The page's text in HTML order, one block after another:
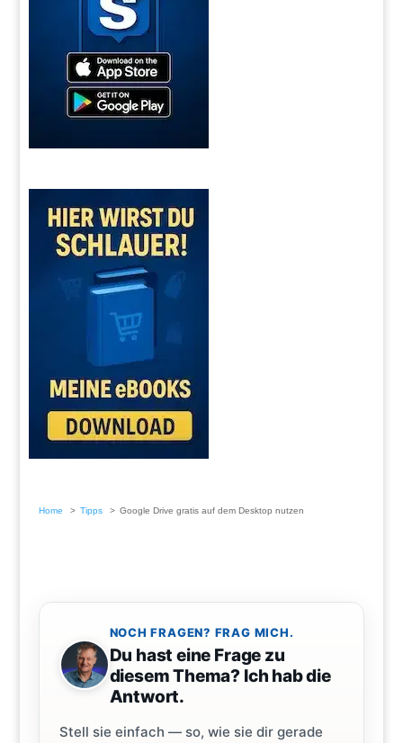
Home Tipps Google Drive gratis auf dem Desktop nutzen
NOCH FRAGEN? FRAG MICH.
Du hast eine Frage zu
diesem Thema? Ich hab die
Antwort.
Stell sie einfach — so, wie sie dir gerade